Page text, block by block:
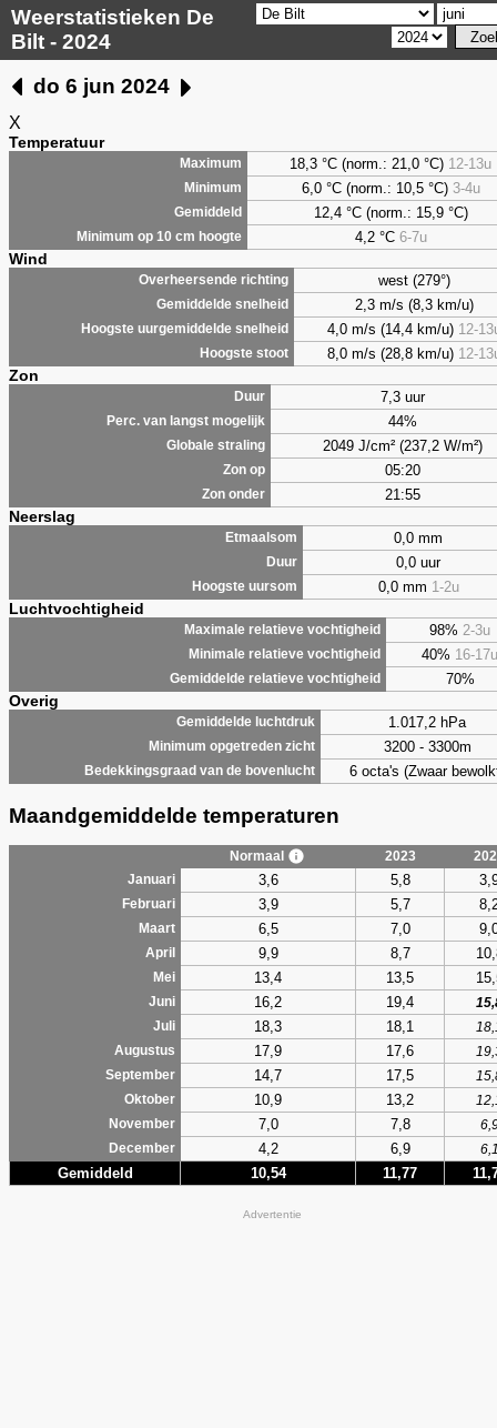
Weerstatistieken De
Bilt - 2024
do 6 jun 2024
X
Temperatuur
Maximum 18,3 °C (norm.: 21,0 °C) 12-13u
Minimum 6,0°C (norm.: 10,5 °C) 3-4u
Gemiddeld 12,4 °C (norm.: 15,9 °C)
Minimum op 10 cm hoogte 4,2°C 6-7u
Wind
Overheersende richting west (279°)
Gemiddelde snelheid 2,3 m/s (8,3 km/u)
Hoogste uurgemiddelde snelheid 4,0 m/s (14,4 km/u) 12-
Hoogste stoot 8,0 m/s (28,8 km/u) 12-
Zon
Duur 7,3 uur
Perc. van langst mogelijk 44%
Globale straling 2049 J/cm² (237,2 W/m²)
Zon op 05:20
Zon onder 21:55
Neerslag
Etmaalsom 0,0 mm
Duur 0,0 uur
Hoogste uursom 0,0 mm 1-2u
Luchtvochtigheid
Maximale relatieve vochtigheid 98% 2-3u
Minimale relatieve vochtigheid 40% 16-17u
Gemiddelde relatieve vochtigheid 70%
Overig
Gemiddelde luchtdruk 1.017,2 hPa
Minimum opgetreden zicht 3200 - 3300m
Bedekkingsgraad van de bovenlucht 6 octa's (Zwaar
Maandgemiddelde temperaturen
Normaal 2023
Januari
3,6 5,8
Februari 3,9 5,7
Maart 6,5 7,0
April 9,9 8,7
Mei 13,4 13,5
Juni 16,2 19,4
Juli
18,3 18,1
Augustus
17,9 17,6
September
14,7 17,5
Oktober
10,9 13,2
November
7,0 7,8
December
4,2 6,9
Gemiddeld 10,54 11,77
Advertentie